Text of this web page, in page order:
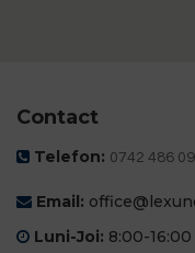
Contact
Telefon: 0742 486
Email:
Luni-Joi: 8:00-16:00